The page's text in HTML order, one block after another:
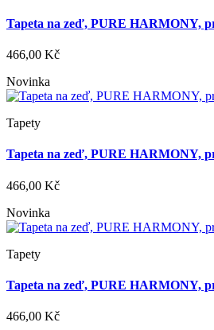
Tapeta na zeď, PURE HARMONY,
466,00 Kč
Novinka
Tapety
Tapeta na zeď, PURE HARMONY,
466,00 Kč
Novinka
Tapety
Tapeta na zeď, PURE HARMONY,
466,00 Kč